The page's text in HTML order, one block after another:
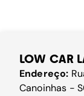
LOW CAR
Endereço:
Canoinhas -